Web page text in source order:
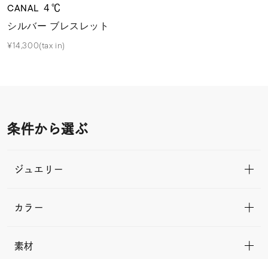
CANAL ４℃
シルバー ブレスレット
¥14,300(tax in)
条件から選ぶ
ジュエリー
カラー
素材